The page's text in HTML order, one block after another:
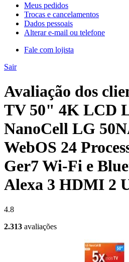
Meus pedidos
Trocas e cancelamentos
Dados pessoais
Alterar e-mail ou telefone
Fale com lojista
Sair
Avaliação dos
TV 50" 4K LCD
NanoCell LG
WebOS 24
Ger7 Wi-Fi e
Alexa 3 HDMI 2
4.8
2.313 avaliações